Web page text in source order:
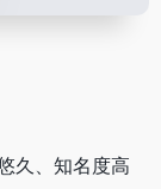
久、知名度高